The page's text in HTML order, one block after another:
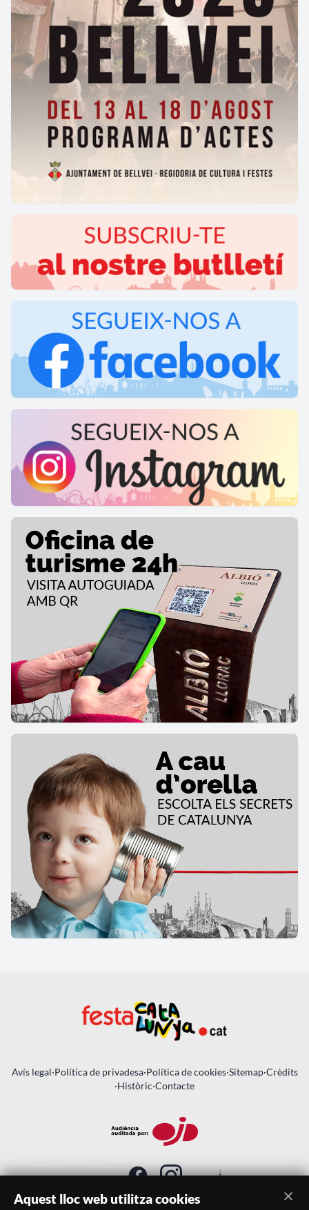
Avís legal·Política de privadesa·Política de cookies·Sitemap·Crèdits
·Històric·Contacte
Aquest lloc web utilitza cookies